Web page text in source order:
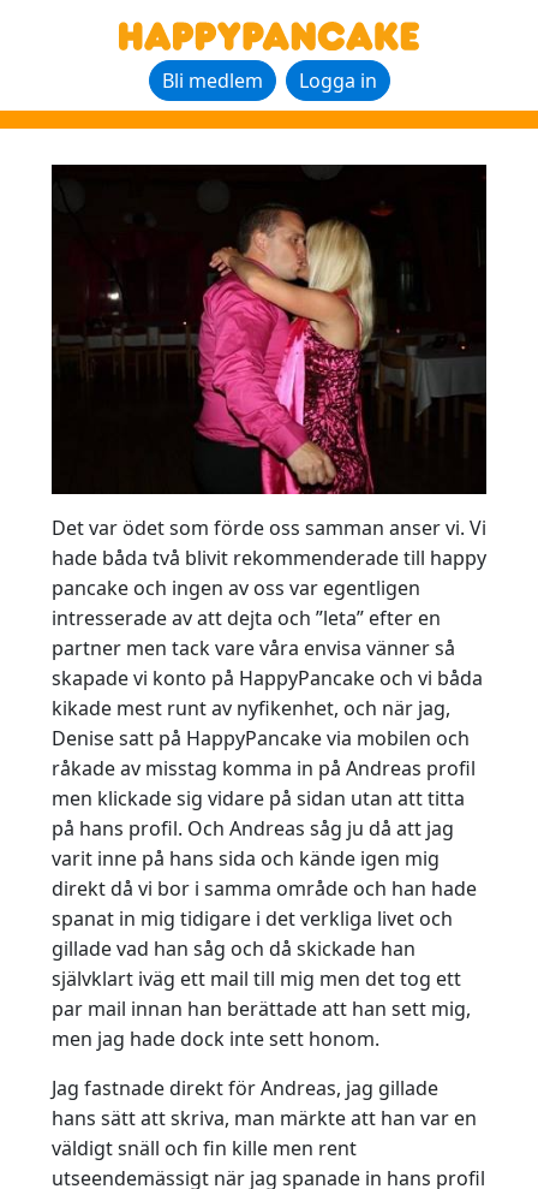
Bli medlem Logga in
Det var ödet som förde oss samman anser vi. Vi
hade båda två blivit rekommenderade till happy
pancake och ingen av oss var egentligen
intresserade av att dejta och ”leta” efter en
partner men tack vare våra envisa vänner så
skapade vi konto på HappyPancake och vi båda
kikade mest runt av nyfikenhet, och när jag,
Denise satt på HappyPancake via mobilen och
råkade av misstag komma in på Andreas profil
men klickade sig vidare på sidan utan att titta
på hans profil. Och Andreas såg ju då att jag
varit inne på hans sida och kände igen mig
direkt då vi bor i samma område och han hade
spanat in mig tidigare i det verkliga livet och
gillade vad han såg och då skickade han
självklart iväg ett mail till mig men det tog ett
par mail innan han berättade att han sett mig,
men jag hade dock inte sett honom.
Jag fastnade direkt för Andreas, jag gillade
hans sätt att skriva, man märkte att han var en
väldigt snäll och fin kille men rent
utseendemässigt när jag spanade in hans profil